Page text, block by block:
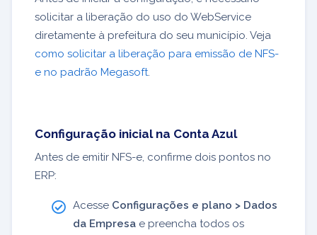
solicitar a liberação do uso do WebService
diretamente à prefeitura do seu município. Veja
como solicitar a liberação para emissão de NFS-
e no padrão Megasoft.
Configuração inicial na Conta Azul
Antes de emitir NFS-e, confirme dois pontos no
ERP:
Acesse Configurações e plano > Dados
da Empresa e preencha todos os